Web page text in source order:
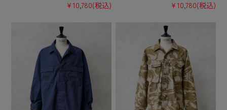
¥10,780(税込) ¥10,780(税込)